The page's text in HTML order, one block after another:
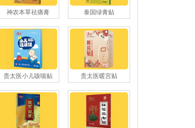
神农本草祛痛膏 泰国绿膏贴
贵太医小儿咳喘贴 贵太医暖宫贴